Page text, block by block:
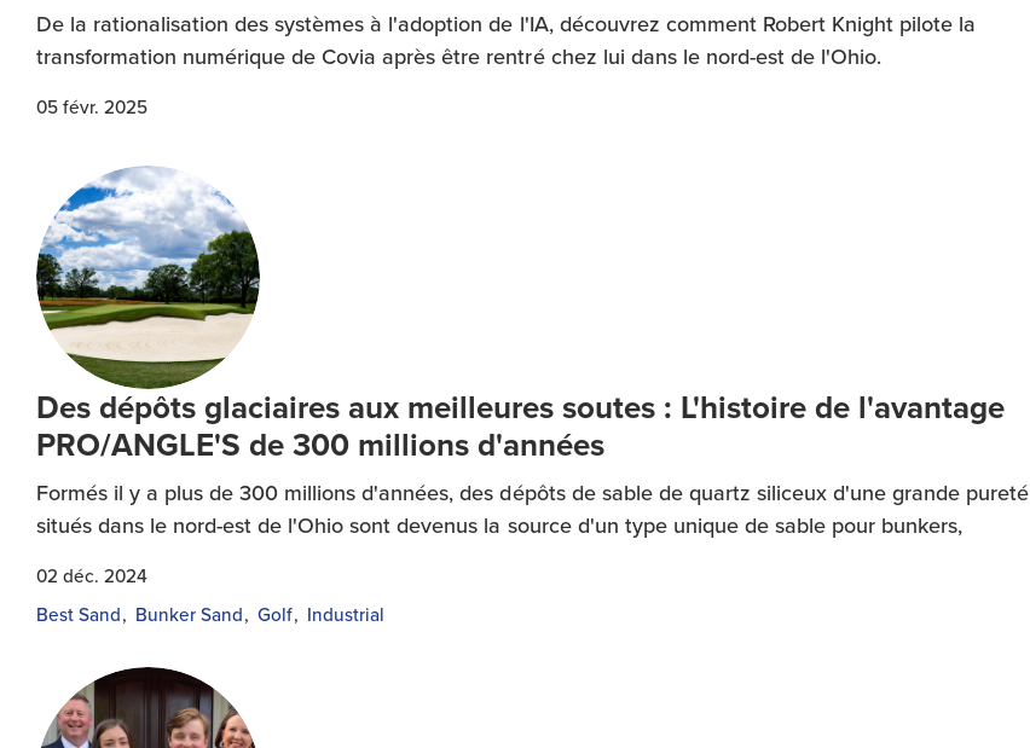
De la rationalisation des systèmes à l'adoption de l'IA, découvrez comment Robert Knight pilote la
transformation numérique de Covia après être rentré chez lui dans le nord-est de l'Ohio.
05 févr. 2025
Des dépôts glaciaires aux meilleures soutes : L'histoire de l'avantage
PRO/ANGLE'S de 300 millions d'années
Formés il y a plus de 300 millions d'années, des dépôts de sable de quartz siliceux d'une grande pureté
situés dans le nord-est de l'Ohio sont devenus la source d'un type unique de sable pour bunkers,
02 déc. 2024
Best Sand
Bunker Sand Golf Industrial